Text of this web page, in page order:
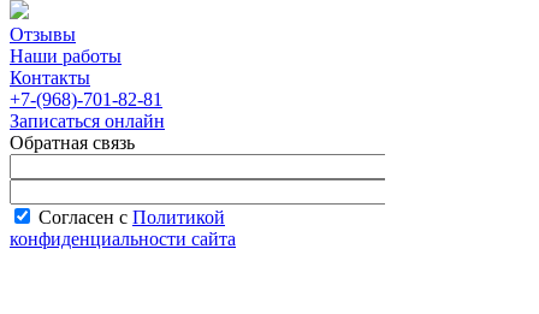
Отзывы
Наши работы
Контакты
+7-(968)-701-82-81
Записаться онлайн
Обратная связь
Согласен с Политикой
конфиденциальности сайта